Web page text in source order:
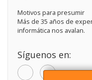
Motivos para presumir
Más de 35 años de
informática nos avalan.
Síguenos en: